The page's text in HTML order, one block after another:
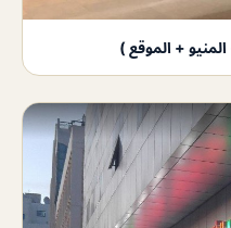
+ الموقع )